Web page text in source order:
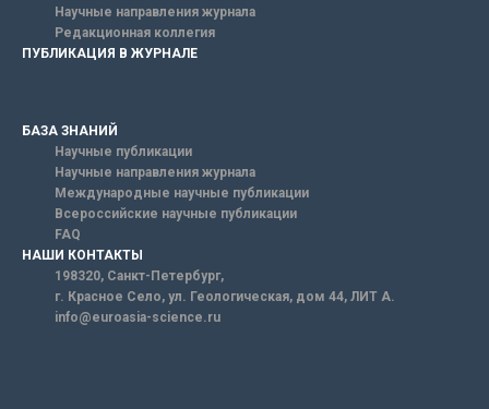
Научные направления журнала
Редакционная коллегия
ПУБЛИКАЦИЯ В ЖУРНАЛЕ
БАЗА ЗНАНИЙ
Научные публикации
Научные направления журнала
Международные научные публикации
Всероссийские научные публикации
FAQ
НАШИ КОНТАКТЫ
198320, Санкт-Петербург,
г. Красное Село, ул. Геологическая, дом 44, ЛИТ А.
info@euroasia-science.ru